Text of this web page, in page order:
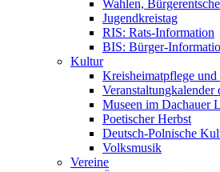
Wahlen,
Jugendkreistag
RIS: Rats-Information
BIS: Bürger-
Kultur
Kreisheimatpflege
Veranstaltungkalender
Museen im Dachauer
Poetischer Herbst
Deutsch-Polnische
Volksmusik
Vereine